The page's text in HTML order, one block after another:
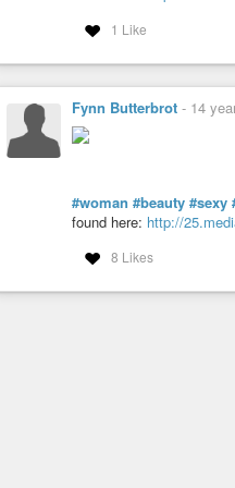
1 Like
Fynn Butterbrot - 14
#woman #beauty #sexy
found here: http://
8 Likes